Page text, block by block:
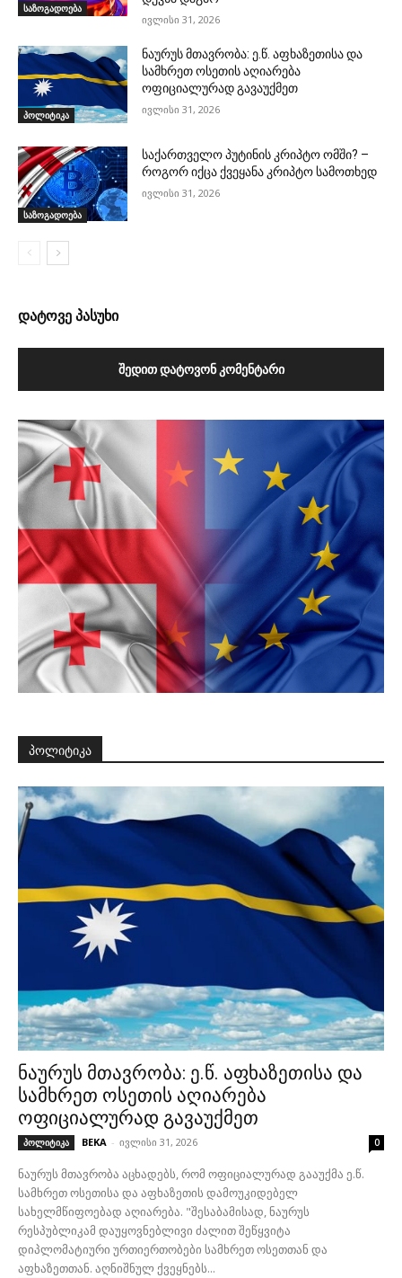
საზოგადოება
ივლისი 31, 2026
პოლიტიკა
ნაურუს მთავრობა: ე.წ. აფხაზეთისა და
სამხრეთ ოსეთის აღიარება
ოფიციალურად გავაუქმეთ
ივლისი 31, 2026
საზოგადოება
საქართველო პუტინის კრიპტო ომში? –
როგორ იქცა ქვეყანა კრიპტო სამოთხედ
ივლისი 31, 2026
დატოვე პასუხი
ᲨᲔᲓᲘᲗ ᲓᲐᲢᲝᲕᲝᲜ ᲙᲝᲛᲔᲜᲢᲐᲠᲘ
პოლიტიკა
ნაურუს მთავრობა: ე.წ. აფხაზეთისა და
სამხრეთ ოსეთის აღიარება
ოფიციალურად გავაუქმეთ
პოლიტიკა BEKA - ივლისი 31, 2026 0
ნაურუს მთავრობა აცხადებს, რომ ოფიციალურად გააუქმა ე.წ.
სამხრეთ ოსეთისა და აფხაზეთის დამოუკიდებელ
სახელმწიფოებად აღიარება. "შესაბამისად, ნაურუს
რესპუბლიკამ დაუყოვნებლივი ძალით შეწყვიტა
დიპლომატიური ურთიერთობები სამხრეთ ოსეთთან და
აფხაზეთთან. აღნიშნულ ქვეყნებს...